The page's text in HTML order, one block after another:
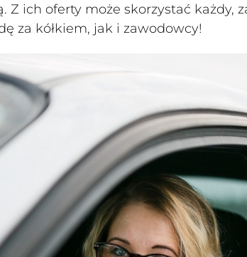
Z ich oferty może skorzystać każdy,
za kółkiem, jak i zawodowcy!